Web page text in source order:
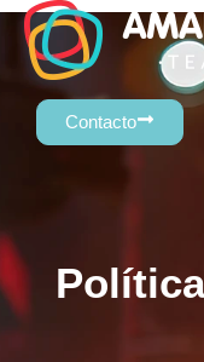
Contacto